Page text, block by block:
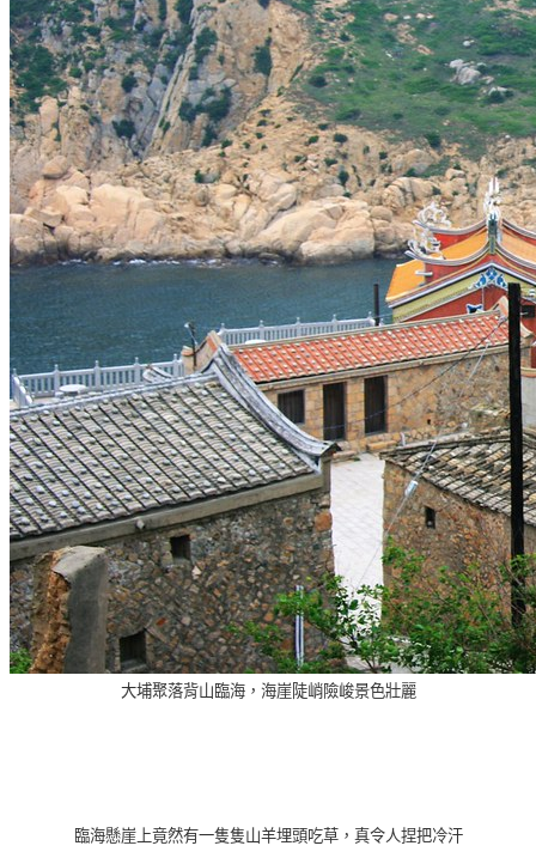
大埔聚落背山臨海，海崖陡峭險峻景色壯麗
臨海懸崖上竟然有一隻隻山羊埋頭吃草，真令人捏把冷汗